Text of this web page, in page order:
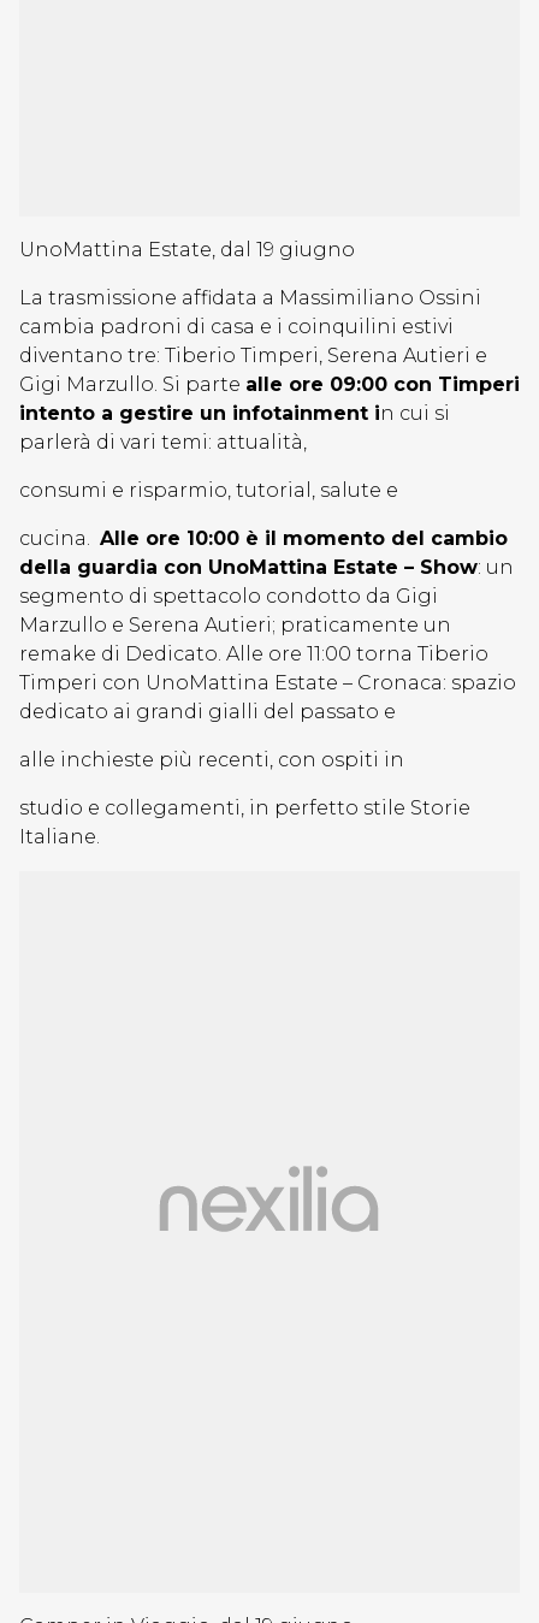
UnoMattina Estate, dal 19 giugno
La trasmissione affidata a Massimiliano Ossini
cambia padroni di casa e i coinquilini estivi
diventano tre: Tiberio Timperi, Serena Autieri e
Gigi Marzullo. Si parte alle ore 09:00 con Timperi
intento a gestire un infotainment in cui si
parlerà di vari temi: attualità,
consumi e risparmio, tutorial, salute e
cucina. Alle ore 10:00 è il momento del cambio
della guardia con UnoMattina Estate – Show: un
segmento di spettacolo condotto da Gigi
Marzullo e Serena Autieri; praticamente un
remake di Dedicato. Alle ore 11:00 torna Tiberio
Timperi con UnoMattina Estate – Cronaca: spazio
dedicato ai grandi gialli del passato e
alle inchieste più recenti, con ospiti in
studio e collegamenti, in perfetto stile Storie
Italiane.